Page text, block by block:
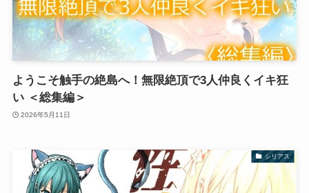
ようこそ触手の絶島へ！無限絶頂で3人仲良くイキ狂
い ＜総集編＞
2026年5月11日
シリアス